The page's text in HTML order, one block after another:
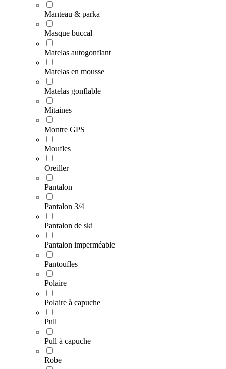
Manteau & parka
Masque buccal
Matelas autogonflant
Matelas en mousse
Matelas gonflable
Mitaines
Montre GPS
Moufles
Oreiller
Pantalon
Pantalon 3/4
Pantalon de ski
Pantalon imperméable
Pantoufles
Polaire
Polaire à capuche
Pull
Pull à capuche
Robe